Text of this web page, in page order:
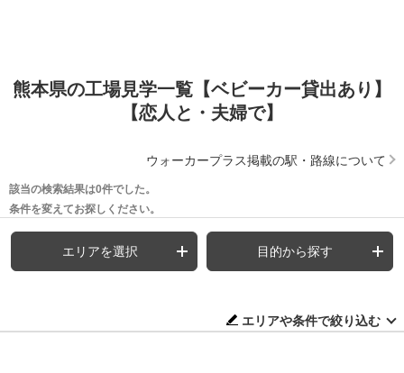
熊本県の工場見学一覧【ベビーカー貸出あり】
【恋人と・夫婦で】
ウォーカープラス掲載の駅・路線について
該当の検索結果は0件でした。
条件を変えてお探しください。
エリアを選択 目的から探す
エリアや条件で絞り込む